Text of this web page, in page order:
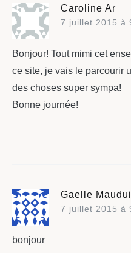
Caroline Ar
7 juillet 2015 à
Bonjour! Tout mimi cet
ce site, je vais le parcourir
des choses super sympa!
Bonne journée!
Gaelle
7 juillet 2015 à
bonjour